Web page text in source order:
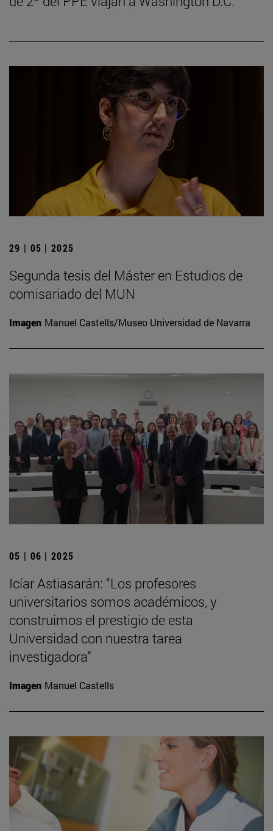
29 | 05 | 2025
Segunda tesis del Máster en Estudios de
comisariado del MUN
Imagen Manuel Castells/Museo Universidad de Navarra
05 | 06 | 2025
Icíar Astiasarán: “Los profesores
universitarios somos académicos, y
construimos el prestigio de esta
Universidad con nuestra tarea
investigadora”
Imagen Manuel Castells